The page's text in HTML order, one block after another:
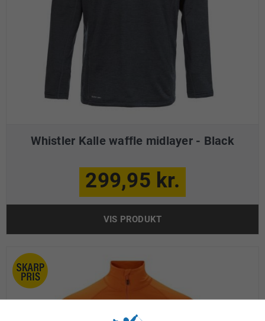
Whistler Kalle waffle midlayer - Black
299,95 kr.
VIS PRODUKT